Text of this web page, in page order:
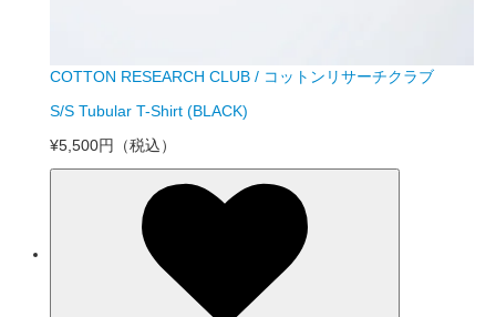
COTTON RESEARCH CLUB / コットンリサーチクラブ
S/S Tubular T-Shirt (BLACK)
¥5,500円
（税込）